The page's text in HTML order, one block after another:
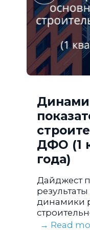
ДФО (1
года)
Дайджест
динамики
→ Read